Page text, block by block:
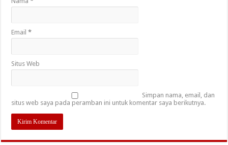
Email*
Situs Web
Simpan nama, email, dan
situs web saya pada peramban ini untuk komentar saya berikutnya.